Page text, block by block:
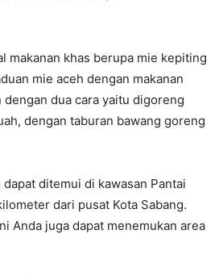
makanan khas berupa mie kepiting
mie aceh dengan makanan
dengan dua cara yaitu digoreng
dengan taburan bawang goreng
ditemui di kawasan Pantai
dari pusat Kota Sabang.
Anda juga dapat menemukan area